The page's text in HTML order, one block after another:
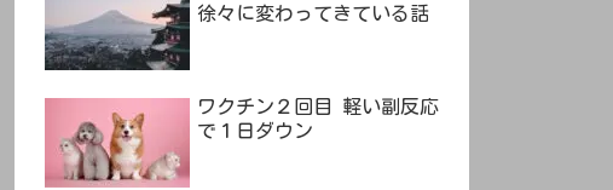
徐々に変わってきている話
ワクチン２回目 軽い副反応
で１日ダウン